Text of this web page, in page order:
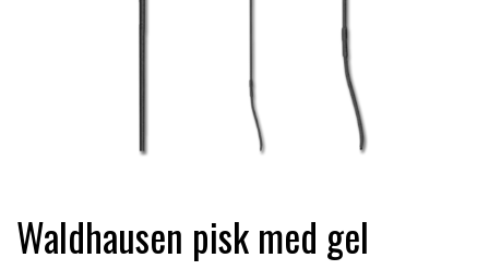
DÆKKENER & TILBEHØR
BANDAGER & BENBESKYTTELSE
SKO & STØVLER
STRIGLEKASSER & STALDSKABE
SÅRPLEJE & STALDAPOTEK
SHAMPOO & SHINER
SEJRSDÆKKENER
TRAVUDSTYR MED NAVN
GRIMER & TRÆKTOV
KRAFFT FODER
PREMIER EQUINE REGN - &
Waldhausen pisk med gel